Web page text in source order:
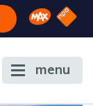
Omroep
NPO
menu